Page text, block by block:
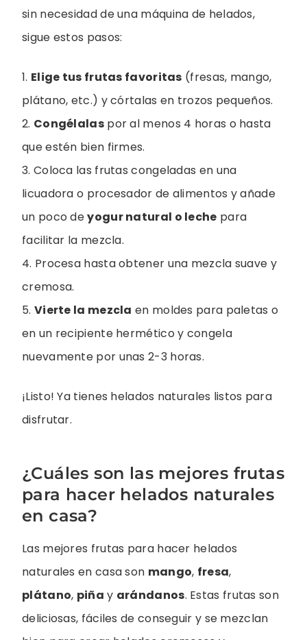
sin necesidad de una máquina de helados,
sigue estos pasos:
1. Elige tus frutas favoritas (fresas, mango,
plátano, etc.) y córtalas en trozos pequeños.
2. Congélalaspor al menos 4 horas o hasta
que estén bien firmes.
3. Coloca las frutas congeladas en una
licuadora o procesador de alimentos y añade
un poco deyogur natural o leche para
facilitar la mezcla.
4. Procesa hasta obtener una mezcla suave y
cremosa.
5. Vierte la mezcla en moldes para paletas o
en un recipiente hermético y congela
nuevamente por unas 2-3 horas.
¡Listo! Ya tienes helados naturales listos para
disfrutar.
¿Cuáles son las mejores frutas
para hacer helados naturales
en casa?
Las mejores frutas para hacer helados
naturales en casa son mango, fresa,
plátano, piña y arándanos. Estas frutas son
deliciosas, fáciles de conseguir y se mezclan